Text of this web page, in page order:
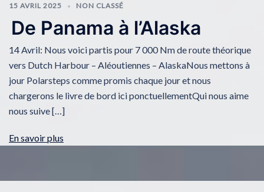
15 AVRIL 2025 NON CLASSÉ
De Panama à l’Alaska
14 Avril: Nous voici partis pour 7 000 Nm de route théorique
vers Dutch Harbour – Aléoutiennes – AlaskaNous mettons à
jour Polarsteps comme promis chaque jour et nous
chargerons le livre de bord ici ponctuellementQui nous aime
nous suive […]
En savoir plus